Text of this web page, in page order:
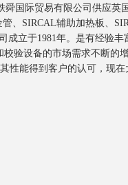
国际贸易有限公司供应英
、SIRCAL辅助加热板、
于1981年。是有经验丰
验设备的市场需求不断的增
性能得到客户的认可，现在